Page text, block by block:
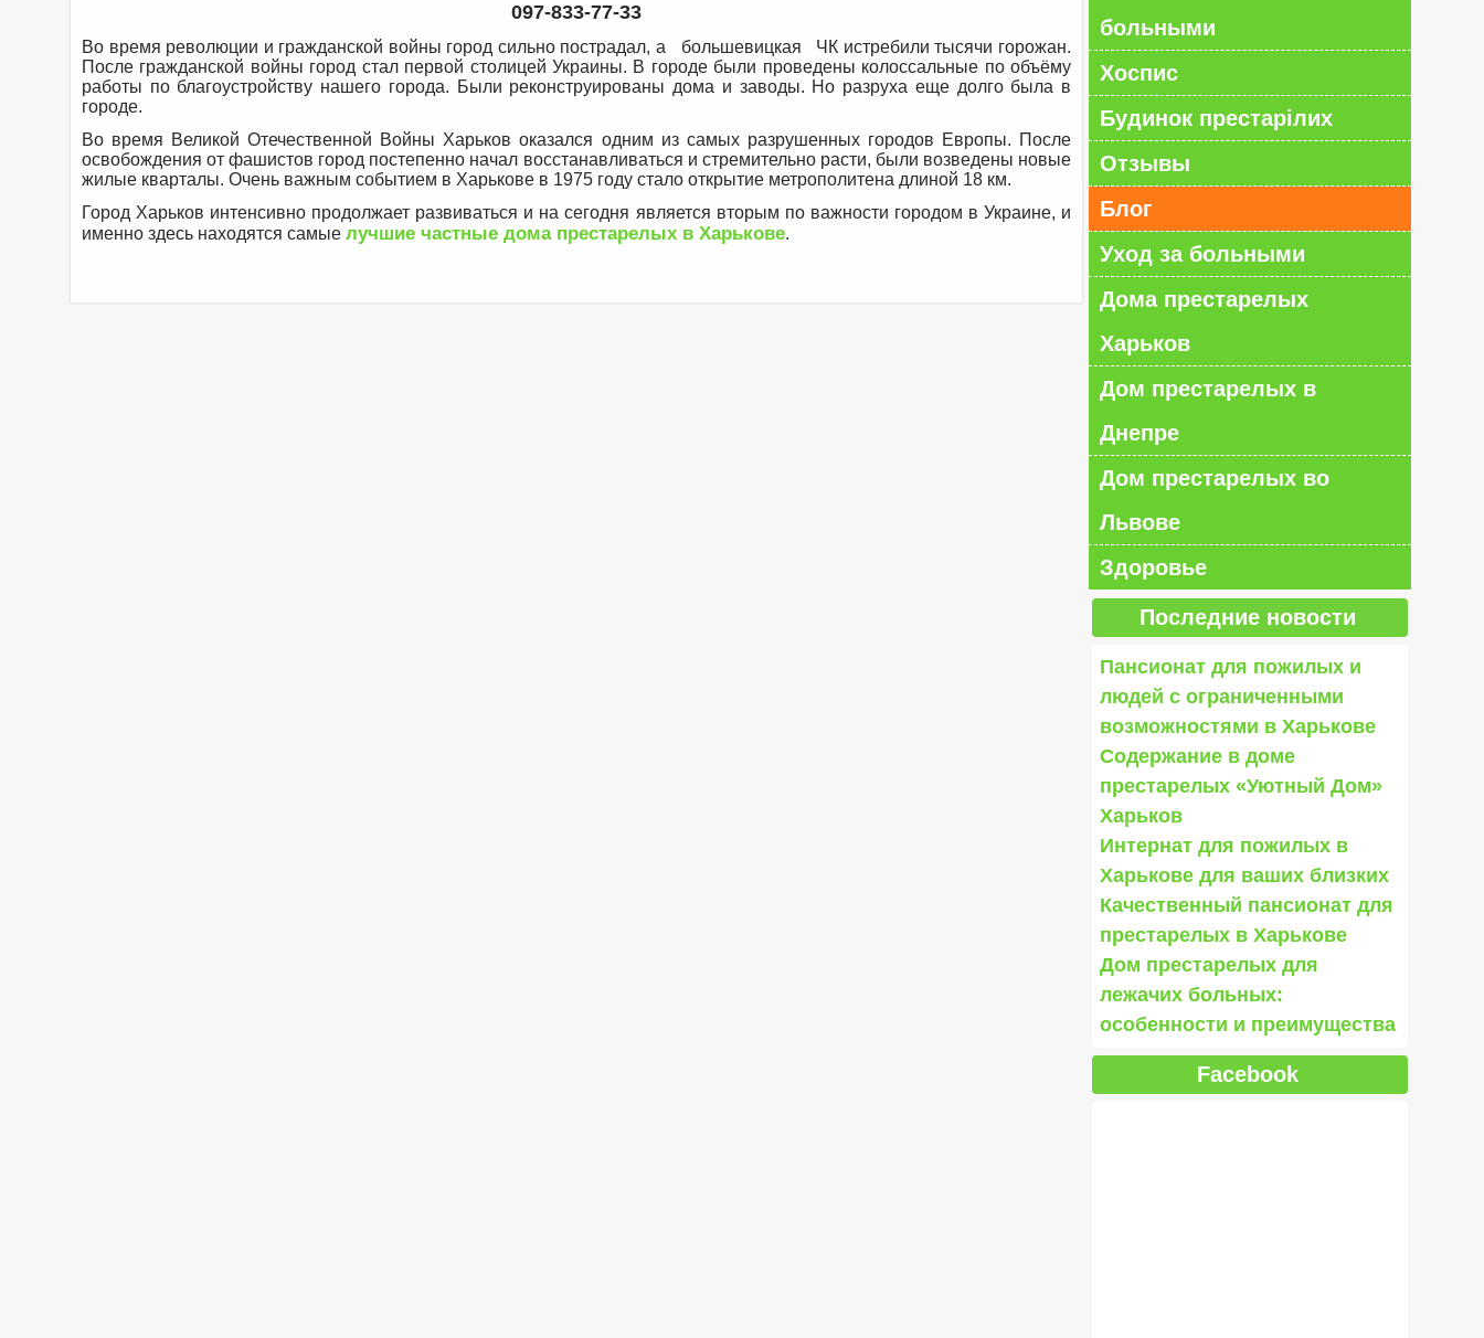
097-833-77-33
Во время революции и гражданской войны город сильно пострадал, а большевицкая ЧК истребили тысячи горожан.
После гражданской войны город стал первой столицей Украины. В городе были проведены колоссальные по объёму
работы по благоустройству нашего города. Были реконструированы дома и заводы. Но разруха еще долго была в
городе.
Во время Великой Отечественной Войны Харьков оказался одним из самых разрушенных городов Европы. После
освобождения от фашистов город постепенно начал восстанавливаться и стремительно расти, были возведены новые
жилые кварталы. Очень важным событием в Харькове в 1975 году стало открытие метрополитена длиной 18 км.
Город Харьков интенсивно продолжает развиваться и на сегодня является вторым по важности городом в Украине, и
именно здесь находятся самые лучшие частные дома престарелых в Харькове.
больными
Хоспис
Будинок престарілих
Отзывы
Блог
Уход за больными
Дома престарелых
Харьков
Дом престарелых в
Днепре
Дом престарелых во
Львове
Здоровье
Последние новости
Пансионат для пожилых и
людей с ограниченными
возможностями в Харькове
Содержание в доме
престарелых «Уютный Дом»
Харьков
Интернат для пожилых в
Харькове для ваших близких
Качественный пансионат для
престарелых в Харькове
Дом престарелых для
лежачих больных:
особенности и преимущества
Facebook